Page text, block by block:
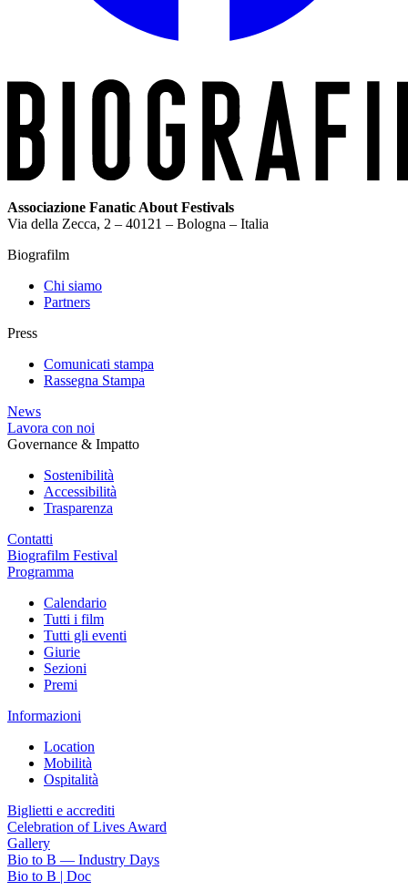
Associazione Fanatic About Festivals
Via della Zecca, 2 – 40121 – Bologna – Italia
Biografilm
Chi siamo
Partners
Press
Comunicati stampa
Rassegna Stampa
News
Lavora con noi
Governance & Impatto
Sostenibilità
Accessibilità
Trasparenza
Contatti
Biografilm Festival
Programma
Calendario
Tutti i film
Tutti gli eventi
Giurie
Sezioni
Premi
Informazioni
Location
Mobilità
Ospitalità
Biglietti e accrediti
Celebration of Lives Award
Gallery
Bio to B — Industry Days
Bio to B | Doc